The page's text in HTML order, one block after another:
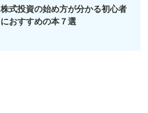
株式投資の始め方が分かる初心者
におすすめの本７選